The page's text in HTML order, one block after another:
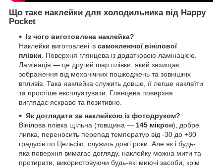
Що таке наклейки для холодильника від Happy
Pocket
Із чого виготовлена наклейка?
Наклейки виготовлені із самоклеючої вінілової
плівки . Поверхня глянцева із додатковою ламінацією.
Ламінація — це другий шар плівки, який захищає
зображення від механічних пошкоджень та зовнішніх
впливів. Така наклейка служить довше, її легше наклеїти
та простіше експлуатувати. Глянцева поверхня
виглядає яскраво та позитивно.
Як доглядати за наклейкою із фотодруком?
Вінілова плівка щільна (товщина — 145 мікрон), добре
липка, переносить перепад температур від -30 до +80
градусів по Цельсію, служить довгі роки. Але як і будь-
яка поверхня вимагає догляду, наклейку можна мити та
протирати, використовуючи будь-які миючі засоби, крім